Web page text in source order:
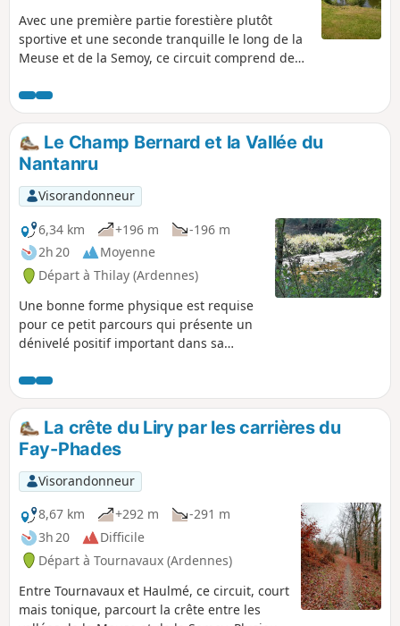
Avec une première partie forestière plutôt
sportive et une seconde tranquille le long de la
Meuse et de la Semoy, ce circuit comprend deux
vaste massif de quartzite, - et celui de La Roche
à Sept Heures, situé au sommet d'éperons
rocheux surplombant la Meuse. Le point de vue
de ce site offre un panorama très pittoresque
sur le méandre, considéré comme le plus
spectaculaire de France, dans la portion
convexe duquel s'est construit Monthermé.
Le Champ Bernard et la Vallée du
Nantanru
Visorandonneur
6,34 km
+196 m
-196 m
2h 20
Moyenne
Départ à Thilay (Ardennes)
Une bonne forme physique est requise
pour ce petit parcours qui présente un
dénivelé positif important dans sa
Ruisseau du Nantanru est très jolie et
ne présente pas de difficulté, le retour
par la Transsemoisienne, ancienne voie
du "p'tit train" permettra un retour
tranquille le long de la Semoy.
La crête du Liry par les carrières du
Fay-Phades
Visorandonneur
8,67 km
+292 m
-291 m
3h 20
Difficile
Départ à Tournavaux (Ardennes)
Entre Tournavaux et Haulmé, ce circuit, court
mais tonique, parcourt la crête entre les